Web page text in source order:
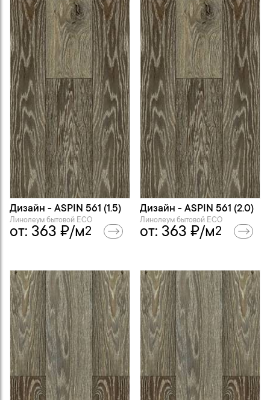
Дизайн - ASPIN 561 (1.5)
Линолеум бытовой ECO
от: 363 ₽/м2
Дизайн - ASPIN 561 (2.0)
Линолеум бытовой ECO
от: 363 ₽/м2